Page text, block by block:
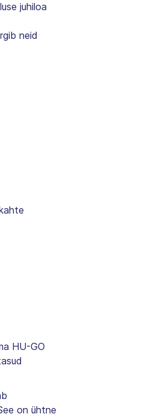
juhiloa
neid
HU-GO
on ühtne